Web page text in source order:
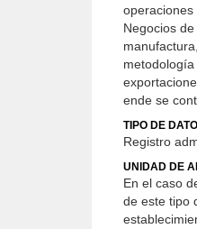
Negocios
ende se
TIPO DE DATO
Registro
UNIDAD DE
En el caso
de este tipo